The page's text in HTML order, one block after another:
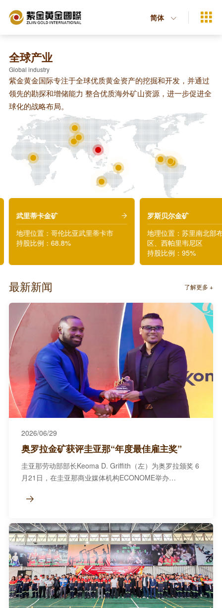
简体  
股价 2259.HK 131.400 HKD
全球产业
Global industry
紫金黄金国际专注于全球优质黄金资产的挖掘和开发，并通过
领先的勘探和增储能力 整合优质海外矿山资源，进一步促进全
球化的战略布局。
武里蒂卡金矿
地理位置：哥伦比亚武里蒂卡市
持股比例：68.8%
罗斯贝尔金矿
地理位置：苏里南北部
区、西帕里韦尼区
持股比例：95%
最新新闻 了解更多 +
2026/06/29
奥罗拉金矿获评圭亚那“年度最佳雇主奖”
圭亚那劳动部部长Keoma D. Griffith（左）为奥罗拉颁奖 6
月21日，在圭亚那商业媒体机构ECONOME举办
最佳雇主奖”。圭...
